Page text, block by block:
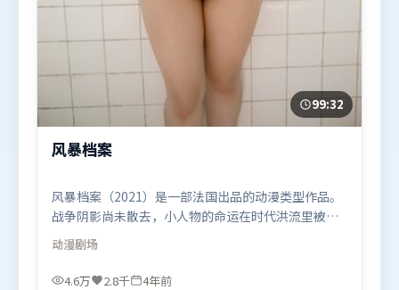
99:32
风暴档案
风暴档案（2021）是一部法国出品的动漫类型作品。
战争阴影尚未散去，小人物的命运在时代洪流里被轻
轻托起又放下。类型元素被重新组合，既致敬经典也
尝试突破套路。由克里斯托弗·诺兰执导，章子怡、
杨幂、黄渤，张译、张家辉等联袂出演。影片于2021
动漫剧场
4.6万 2.8千 4年前